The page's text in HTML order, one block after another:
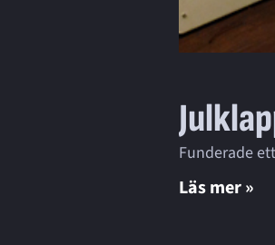
Funderade
Läs mer »